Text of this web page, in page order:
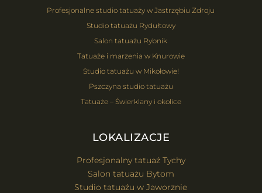
Profesjonalne studio tatuaży w Jastrzębiu Zdroju
Studio tatuażu Rydułtowy
Salon tatuażu Rybnik
Tatuaże i marzenia w Knurowie
Studio tatuażu w Mikołowie!
Pszczyna studio tatuażu
Tatuaże – Świerklany i okolice
LOKALIZACJE
Profesjonalny tatuaż Tychy
Salon tatuażu Bytom
Studio tatuażu w Jaworznie